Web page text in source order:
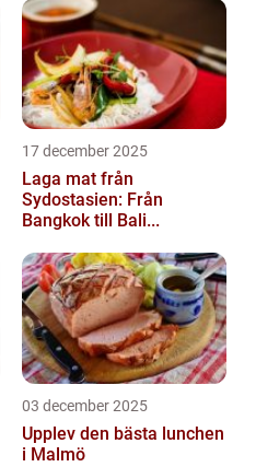
17 december 2025
Laga mat från
Sydostasien: Från
Bangkok till Bali...
03 december 2025
Upplev den bästa lunchen
i Malmö